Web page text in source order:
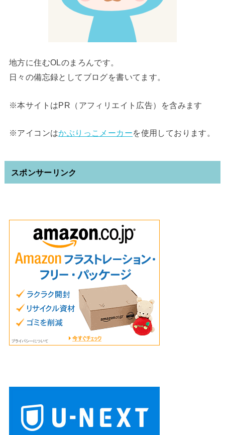
地方に住むOLのまろんです。
日々の備忘録としてブログを書いてます。
※本サイトはPR（アフィリエイト広告）を含みます
※アイコンはかぶりっこメーカーを使用しております。
スポンサーリンク